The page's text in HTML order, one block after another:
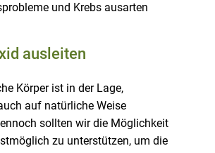
und Krebs ausarten
ausleiten
Körper ist in der Lage,
auf natürliche Weise
sollten wir die Möglichkeit
zu unterstützen, um die